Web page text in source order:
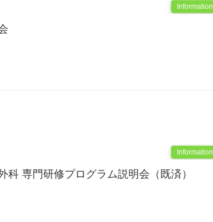
Information
Information
科 専門研修プログラム説明会（既済）